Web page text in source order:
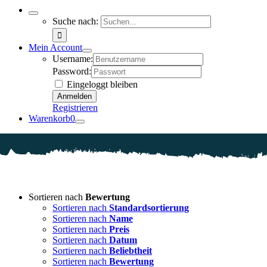
Suche nach:
Mein Account
Username:
Password:
Eingeloggt bleiben
Registrieren
Warenkorb0
Auf Lager
Zum Verkauf(0)
Sortieren nach Bewertung
Sortieren nach Standardsortierung
Sortieren nach Name
Sortieren nach Preis
Sortieren nach Datum
Sortieren nach Beliebtheit
Sortieren nach Bewertung